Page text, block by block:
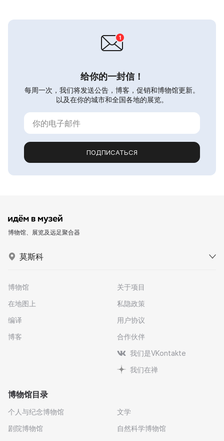
给你的一封信！
每周一次，我们将发送公告，博客，促销和博物馆更新。
以及在你的城市和全国各地的展览。
ПОДПИСАТЬСЯ
博物馆、展览及远足聚合器
莫斯科
博物馆
在地图上
编译
博客
关于项目
私隐政策
用户协议
合作伙伴
我们是VKontakte
我们在禅
博物馆目录
个人与纪念博物馆
剧院博物馆
文学
自然科学博物馆